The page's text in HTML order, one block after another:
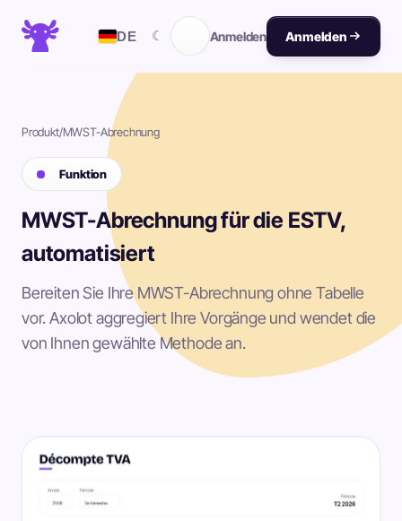
DE ☾ Anmelden Anmelden
Produkt/MWST-Abrechnung
Funktion
MWST-Abrechnung für die ESTV,
automatisiert
Bereiten Sie Ihre MWST-Abrechnung ohne Tabelle
vor. Axolot aggregiert Ihre Vorgänge und wendet die
von Ihnen gewählte Methode an.